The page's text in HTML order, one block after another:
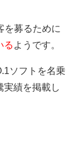
を募るために
る ようです。
ソフトを名乗
績を掲載し